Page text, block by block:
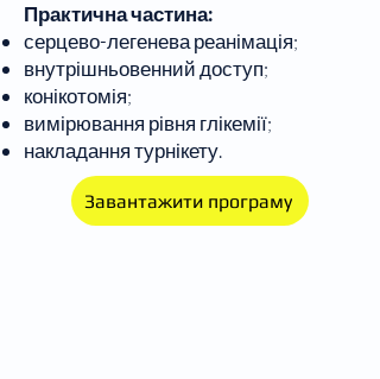
Практична частина:
серцево-легенева реанімація;
внутрішньовенний доступ;
конікотомія;
вимірювання рівня глікемії;
накладання турнікету.
Завантажити програму